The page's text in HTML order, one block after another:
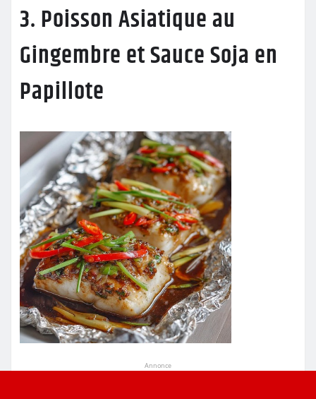
3. Poisson Asiatique au
Gingembre et Sauce Soja en
Papillote
Annonce